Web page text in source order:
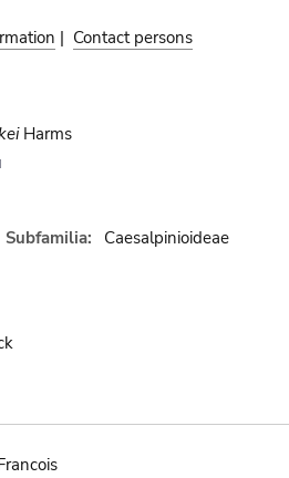
| Contact persons
Harms
Subfamilia:
Caesalpinioideae